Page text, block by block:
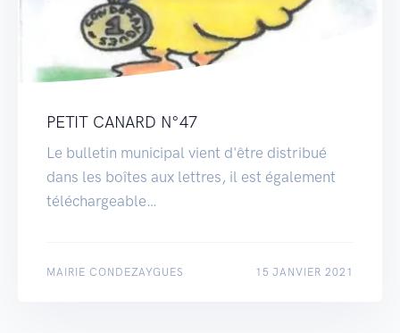
PETIT CANARD N°47
Le bulletin municipal vient d'être distribué
dans les boîtes aux lettres, il est également
téléchargeable…
MAIRIE CONDEZAYGUES 15 JANVIER 2021